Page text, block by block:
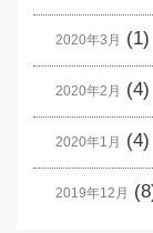
2020年3月 (1)
2020年2月 (4)
2020年1月 (4)
2019年12月